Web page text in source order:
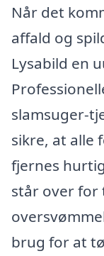
Når det
affald og
Lysabild en
slamsuger-
sikre, at alle
fjernes
står over for
brug for at